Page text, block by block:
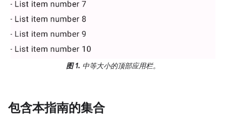
图 1. 中等大小的顶部应用栏。
包含本指南的集合